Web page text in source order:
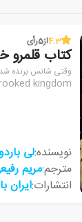
4.3از5رأی
کتاب قلمرو
وقتی شانس برنده
kingdom
نویسنده:لی
مترجم:مریم
انتشارات:ایران